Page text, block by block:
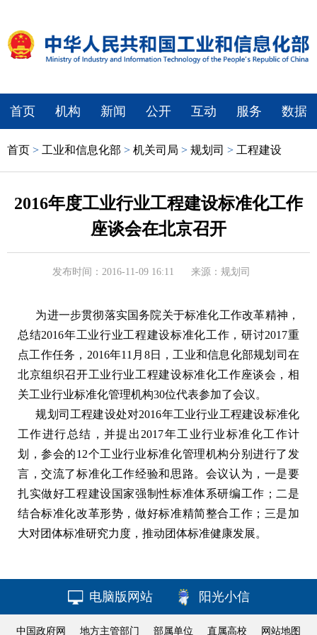
首页 机构 新闻 公开 互动 服务 数据
首页 > 工业和信息化部 > 机关司局 > 规划司 > 工程建设
2016年度工业行业工程建设标准化工作
座谈会在北京召开
发布时间：2016-11-09 16:11 来源：规划司
为进一步贯彻落实国务院关于标准化工作改革精神，
总结2016年工业行业工程建设标准化工作，研讨2017重
点工作任务，2016年11月8日，工业和信息化部规划司在
北京组织召开工业行业工程建设标准化工作座谈会，相
关工业行业标准化管理机构30位代表参加了会议。
规划司工程建设处对2016年工业行业工程建设标准化
工作进行总结，并提出2017年工业行业标准化工作计
划，参会的12个工业行业标准化管理机构分别进行了发
言，交流了标准化工作经验和思路。会议认为，一是要
扎实做好工程建设国家强制性标准体系研编工作；二是
结合标准化改革形势，做好标准精简整合工作；三是加
大对团体标准研究力度，推动团体标准健康发展。
电脑版网站 阳光小信
中国政府网 地方主管部门 部属单位 直属高校 网站地图